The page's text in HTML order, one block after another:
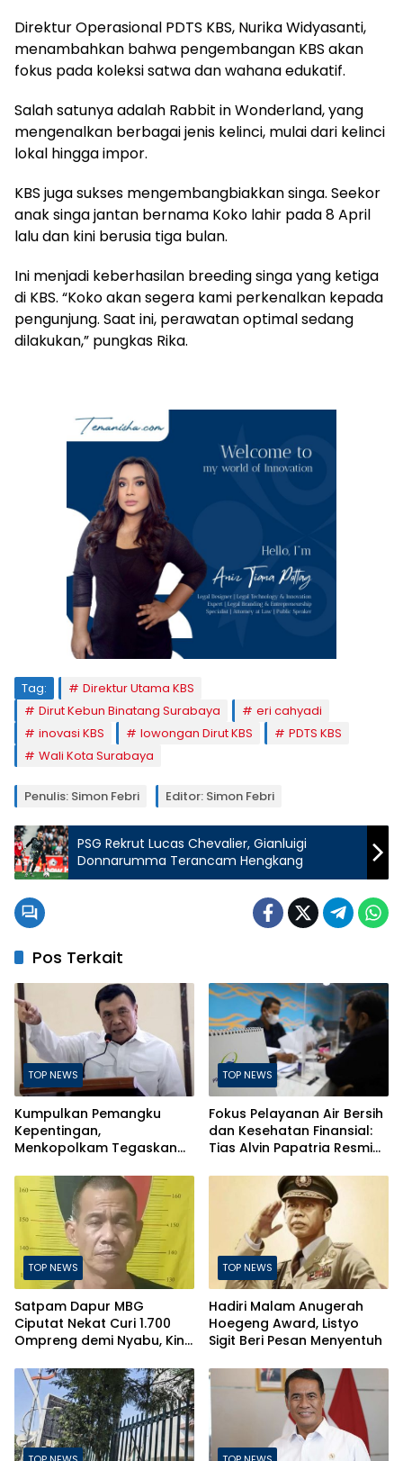
Direktur Operasional PDTS KBS, Nurika Widyasanti,
menambahkan bahwa pengembangan KBS akan
fokus pada koleksi satwa dan wahana edukatif.
Salah satunya adalah Rabbit in Wonderland, yang
mengenalkan berbagai jenis kelinci, mulai dari kelinci
lokal hingga impor.
KBS juga sukses mengembangbiakkan singa. Seekor
anak singa jantan bernama Koko lahir pada 8 April
lalu dan kini berusia tiga bulan.
Ini menjadi keberhasilan breeding singa yang ketiga
di KBS. “Koko akan segera kami perkenalkan kepada
pengunjung. Saat ini, perawatan optimal sedang
dilakukan,” pungkas Rika.
Tag:
Direktur Utama KBS
Dirut Kebun Binatang Surabaya
eri cahyadi
inovasi KBS
lowongan Dirut KBS
PDTS KBS
Wali Kota Surabaya
Penulis: Simon Febri Editor: Simon Febri
PSG Rekrut Lucas Chevalier, Gianluigi
Donnarumma Terancam Hengkang
Pos Terkait
TOP NEWS
Kumpulkan Pemangku
Kepentingan,
Menkopolkam Tegaskan
Terkendali
TOP NEWS
Fokus Pelayanan Air Bersih
dan Kesehatan Finansial:
Tias Alvin Papatria Resmi
Minum Surabaya
TOP NEWS
Satpam Dapur MBG
Ciputat Nekat Curi 1.700
Ompreng demi Nyabu, Kini
TOP NEWS
Hadiri Malam Anugerah
Hoegeng Award, Listyo
Sigit Beri Pesan Menyentuh